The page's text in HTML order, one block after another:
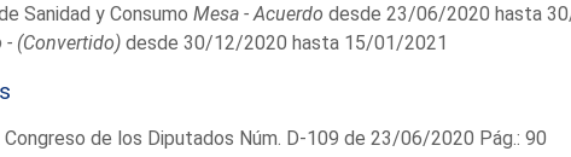
Sanidad y Consumo Mesa - Acuerdo desde 23/06/2020 hasta
- (Convertido)desde 30/12/2020 hasta 15/01/2021
Congreso de los Diputados Núm. D-109 de 23/06/2020 Pág.: 90